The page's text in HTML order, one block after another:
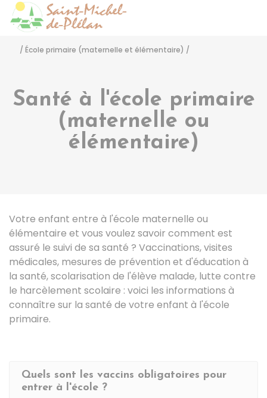
/ École primaire (maternelle et élémentaire) /
Santé à l'école primaire
(maternelle ou
élémentaire)
Votre enfant entre à l'école maternelle ou
élémentaire et vous voulez savoir comment est
assuré le suivi de sa santé ? Vaccinations, visites
médicales, mesures de prévention et d'éducation à
la santé, scolarisation de l'élève malade, lutte contre
le harcèlement scolaire : voici les informations à
connaître sur la santé de votre enfant à l'école
primaire.
Quels sont les vaccins obligatoires pour
entrer à l'école ?